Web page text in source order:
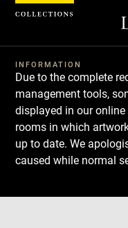
INFORMATION
Due to the complete
management tools,
displayed in our
rooms in which
up to date. We
caused while normal
Download
Next
Previous
Cookies management